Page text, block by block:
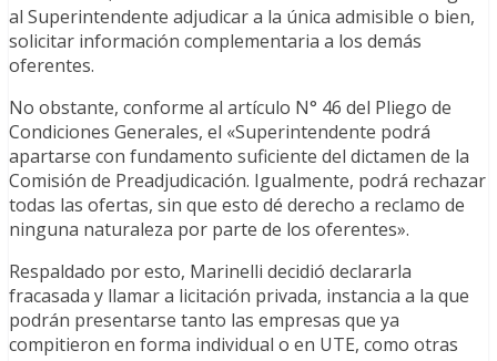
al Superintendente adjudicar a la única admisible o bien,
solicitar información complementaria a los demás
oferentes.
No obstante, conforme al artículo N° 46 del Pliego de
Condiciones Generales, el «Superintendente podrá
apartarse con fundamento suficiente del dictamen de la
Comisión de Preadjudicación. Igualmente, podrá rechazar
todas las ofertas, sin que esto dé derecho a reclamo de
ninguna naturaleza por parte de los oferentes».
Respaldado por esto, Marinelli decidió declararla
fracasada y llamar a licitación privada, instancia a la que
podrán presentarse tanto las empresas que ya
compitieron en forma individual o en UTE, como otras